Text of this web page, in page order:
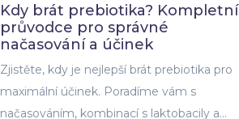
Kdy brát prebiotika? Kompletní
průvodce pro správné
načasování a účinek
Zjistěte, kdy je nejlepší brát prebiotika pro
maximální účinek. Poradíme vám s
načasováním, kombinací s laktobacily a